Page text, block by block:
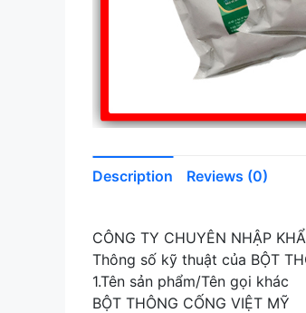
Description Reviews (0)
CÔNG TY CHUYÊN NHẬP
Thông số kỹ thuật của BỘT
1.Tên sản phẩm/Tên gọi khác
BỘT THÔNG CỐNG VIỆT MỸ